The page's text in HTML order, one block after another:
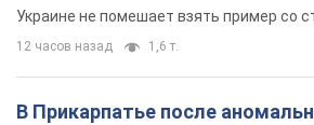
Украине не помешает взять пример со
12 часов назад 1,6 т.
В Прикарпатье после